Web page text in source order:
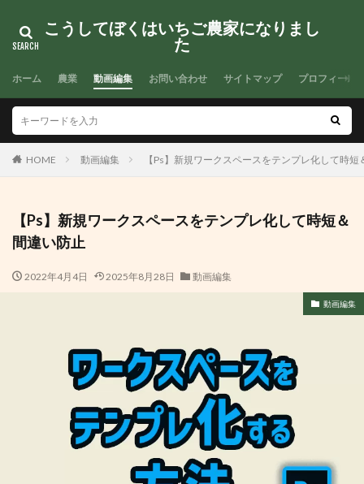
こうしてぼくはいちご農家になりまし
た
ホーム 農業 動画編集 お問い合わせ サイトマップ プロフィール
HOME 動画編集 【Ps】新規ワークスペースをテンプレ化して時短
【Ps】新規ワークスペースをテンプレ化して時短＆
間違い防止
2022年4月4日 2025年8月28日 動画編集
動画編集